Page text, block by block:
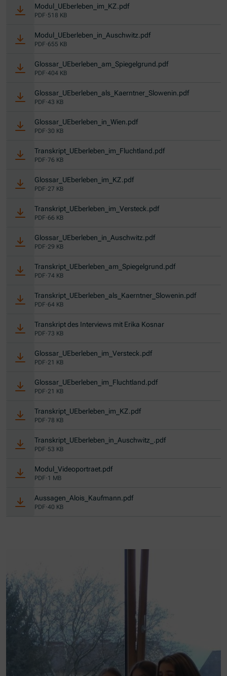
Modul_UEberleben_im_KZ.pdf(Öffnet in neuem Fenster)
PDF· 518 KB
Modul_UEberleben_in_Auschwitz.pdf(Öffnet in neuem
PDF·655 KB
Glossar_UEberleben_am_Spiegelgrund.pdf(Öffnet in neuem
PDF·404 KB
Glossar_UEberleben_als_Kaerntner_Slowenin.pdf(Öffnet in
PDF·43 KB
Glossar_UEberleben_in_Wien.pdf(Öffnet in neuem Fenster)
PDF· 30 KB
Transkript_UEberleben_im_Fluchtland.pdf(Öffnet in neuem
PDF· 76 KB
Glossar_UEberleben_im_KZ.pdf(Öffnet in neuem Fenster)
PDF· 27 KB
Transkript_UEberleben_im_Versteck.pdf(Öffnet in neuem
PDF·66 KB
Glossar_UEberleben_in_Auschwitz.pdf(Öffnet in neuem
PDF· 29 KB
Transkript_UEberleben_am_Spiegelgrund.pdf(Öffnet in
PDF· 74 KB
Transkript_UEberleben_als_Kaerntner_Slowenin.pdf(Öffnet in
PDF·64 KB
Transkript des Interviews mit Erika Kosnar(Öffnet in neuem
PDF· 73 KB
Glossar_UEberleben_im_Versteck.pdf(Öffnet in neuem
PDF· 21 KB
Glossar_UEberleben_im_Fluchtland.pdf(Öffnet in neuem
PDF· 21 KB
Transkript_UEberleben_im_KZ.pdf(Öffnet in neuem Fenster)
PDF· 78 KB
Transkript_UEberleben_in_Auschwitz_.pdf(Öffnet in neuem
PDF· 53 KB
Modul_Videoportraet.pdf(Öffnet in neuem Fenster)
PDF· 1 MB
Aussagen_Alois_Kaufmann.pdf(Öffnet in neuem Fenster)
PDF·40 KB